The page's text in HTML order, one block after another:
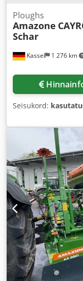
Kassel 1 276 km
Ploughs
Amazone
Schar
Seisukord: